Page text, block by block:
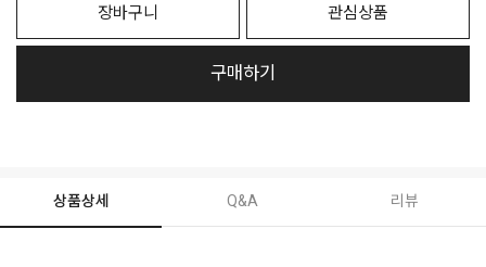
장바구니 관심상품
구매하기
상품상세 Q&A 리뷰